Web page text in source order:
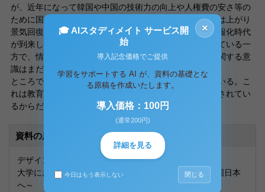
が、近年になって韓国や中国の技術力の向上や人権費の安さ等の
ために国内の多くの工場は次々と移転し、国内の失業率は上がり
景気回復を困難なものにする一因となっている。また情報化時代
が到来した現在において「情報」の持つ力は日々増大している一
方で、情報を管理するシステム、ひいては知的財産権に関する意
識はまだ低いといえるだろう。
ところで米国では大学から様々なベンチャーが生まれている。こ
れは教育・研究に加えて経済的に成功することも良いとされてい
るからだと言える。
資料の原本内容
デザイン情報関連法規レポート課題
大学における知的財産権認識の重要性について～知の国日本
へ～
×
🎓 AIスタディメイト サービス開
始
導入記念価格でご提供
学習をサポートする AI が、資料の基礎とな
る原稿を作成いたします。
導入価格：100円
(通常200円)
詳細を見る
今日はもう表示しない 閉じる